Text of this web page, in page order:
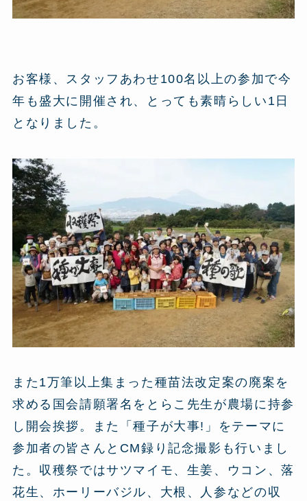
お客様、スタッフあわせ100名以上の参加で今
年も盛大に開催され、とっても素晴らしい1日
となりました。
また1万筆以上集まった種苗法改定案の廃案を
求める国会請願署名をとらこ先生が農場に持参
し開会挨拶。また「種子が大事!」をテーマに
参加者の皆さんとCM録り記念撮影も行いまし
た。収穫祭ではサツマイモ、生姜、ウコン、落
花生、ホーリーバジル、大根、人参などの収